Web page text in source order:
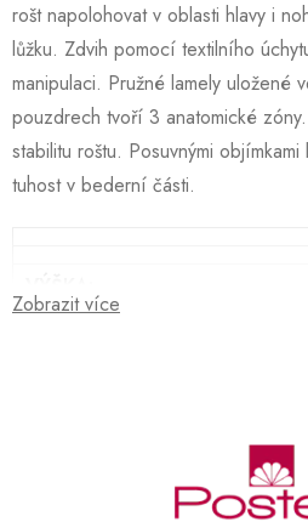
rošt napolohovat v oblasti hlavy i
lůžku. Zdvih pomocí textilního
manipulaci. Pružné lamely uložené
pouzdrech tvoří 3 anatomické
stabilitu roštu. Posuvnými
tuhost v bederní části.
Zobrazit více